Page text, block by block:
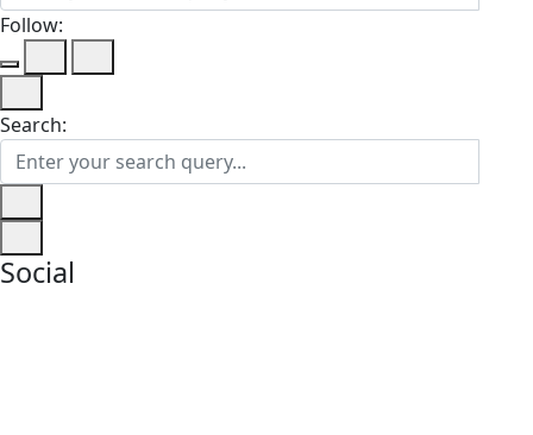
Follow:
Search:
Social